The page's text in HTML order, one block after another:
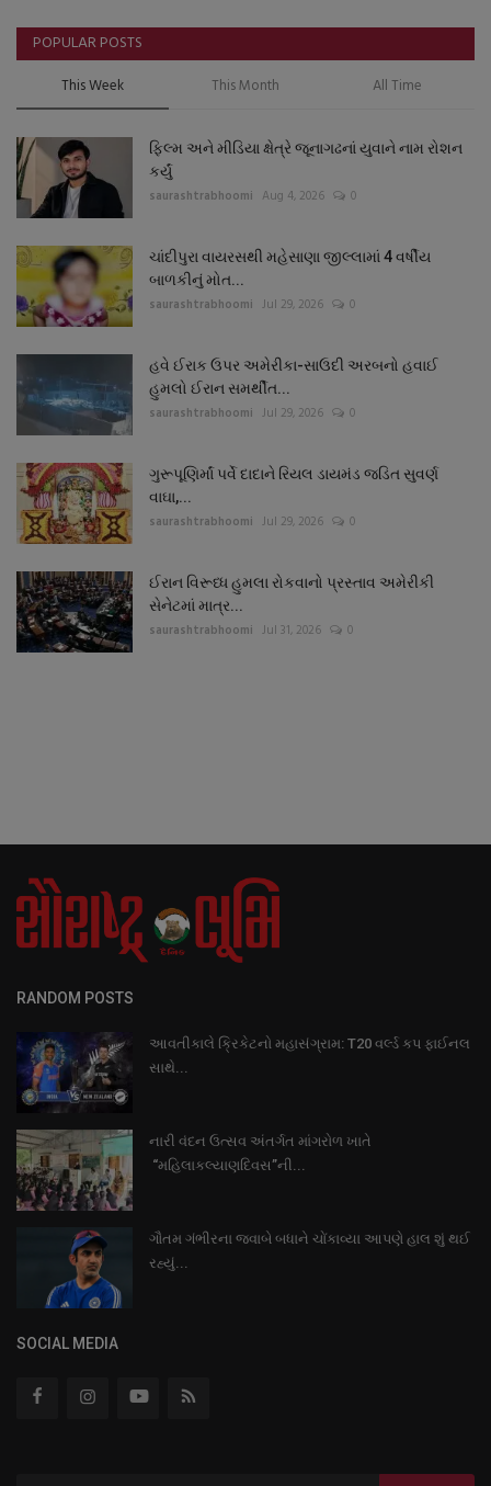
POPULAR POSTS
This Week This Month All Time
ફિલ્મ અને મીડિયા ક્ષેત્રે જૂનાગઢનાં યુવાને નામ રોશન
કર્યું
saurashtrabhoomi Aug 4, 2026 0
ચાંદીપુરા વાયરસથી મહેસાણા જીલ્લામાં 4 વર્ષીય
બાળકીનું મોત...
saurashtrabhoomi Jul 29, 2026 0
હવે ઈરાક ઉપર અમેરીકા-સાઉદી અરબનો હવાઈ
હુમલો ઈરાન સમર્થીત...
saurashtrabhoomi Jul 29, 2026 0
ગુરૂપૂણિર્માં પર્વે દાદાને રિયલ ડાયમંડ જડિત સુવર્ણ
વાઘા,...
saurashtrabhoomi Jul 29, 2026 0
ઈરાન વિરૂધ્ધ હુમલા રોકવાનો પ્રસ્તાવ અમેરીકી
સેનેટમાં માત્ર...
saurashtrabhoomi Jul 31, 2026 0
RANDOM POSTS
આવતીકાલે ક્રિકેટનો મહાસંગ્રામ: T20 વર્લ્ડ કપ ફાઈનલ
સાથે...
નારી વંદન ઉત્સવ અંતર્ગત માંગરોળ ખાતે
“મહિલાકલ્યાણદિવસ”ની...
ગૌતમ ગંભીરના જવાબે બધાને ચોંકાવ્યા આપણે હાલ શું થઈ
રહ્યું...
SOCIAL MEDIA